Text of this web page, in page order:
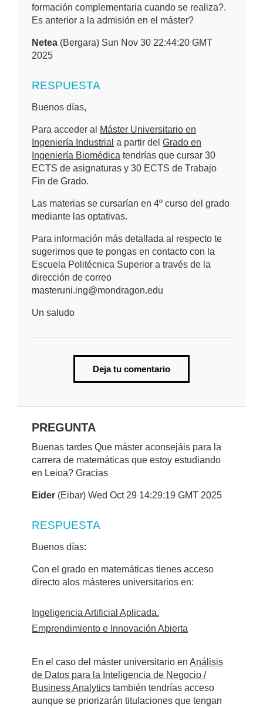
formación complementaria cuando se realiza?.
Es anterior a la admisión en el máster?
Netea (Bergara) Sun Nov 30 22:44:20 GMT
2025
RESPUESTA
Buenos días,
Para acceder al
Máster Universitario en
Ingeniería Industrial a partir del Grado en
Ingeniería Biomédica tendrías que cursar 30
ECTS de asignaturas y 30 ECTS de Trabajo
Fin de Grado.
Las materias se cursarían en 4º curso del grado
mediante las optativas.
Para información más detallada al respecto te
sugerimos que te pongas en contacto con la
Escuela Politécnica Superior a través de la
dirección de correo
masteruni.ing@mondragon.edu
Un saludo
Deja tu comentario
PREGUNTA
Buenas tardes Que máster aconsejáis para la
carrera de matemáticas que estoy estudiando
en Leioa? Gracias
Eider (Eibar) Wed Oct 29 14:29:19 GMT 2025
RESPUESTA
Buenos días:
Con el grado en matemáticas tienes acceso
directo alos másteres universitarios en:
Ingeligencia Artificial Aplicada.
Emprendimiento e Innovación Abierta
En el caso del máster universitario en Análisis
de Datos para la Inteligencia de Negocio /
Business Analytics también tendrías acceso
aunque se priorizarán titulaciones que tengan